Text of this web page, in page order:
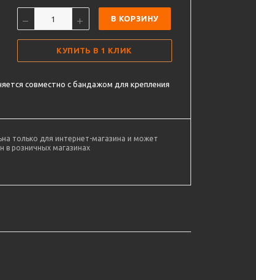
В КОРЗИНУ
КУПИТЬ В 1 КЛИК
совместно с бандажом для крепления
только для интернет-магазина и может
в розничных магазинах